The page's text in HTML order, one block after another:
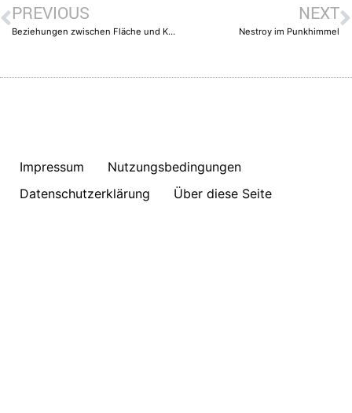
PREVIOUS
Beziehungen zwischen Fläche und Körper
NEXT
Nestroy im Punkhimmel
Impressum
Nutzungsbedingungen
Datenschutzerklärung
Über diese Seite